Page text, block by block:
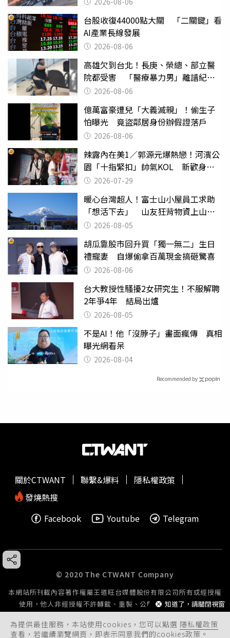
台股收復44000點大關 「二關鍵」看
AI產業長線發展
2026-08-06
高雄欠到台北！長庚、榮總、部立醫
院都受害 「醫療暴力男」離譜紀錄
曝光2026-08-06
億萬富豪遭兒「大義滅親」！偷生子
怕曝光 竟盜鄰居身份辦假證落戶
2026-08-06
辣露內在美1／郭源元爆熱戀！河濱公
園「十指緊扣」帥氣KOL 新歡身份
曝光2026-07-29
暖心台灣超人！富士山小屋員工求助
「想活下去」 山友狂背物資上山：
台灣真的是寶島
2026-08-05
胡瓜靠股市回升買「獨一無二」生日
禮寵妻 自爆偷拿百萬現金搞砸驚喜
2026-08-06
台大教授性騷擾2女研究生！不服解聘
2年爭4年 結局出爐
2026-08-05
不是AI！他「沒脖子」畫面瘋傳 真相
曝光網看呆
2026-08-04
Recommended by
為提供最佳服務，本站使用cookies，您可以點選 隱私權政策
查看，若繼續瀏覽網頁，即表示同意我們的cookies政策。
知道了，請關閉視窗
關於CTWANT 聯繫&爆料
隱私權政策
發燒熱搜
Facebook
Youtube Telegram
© 2020 The CTWANT Company
本網站所刊載內容著作權屬王道旺台媒體股份有限公司所有或經授權
使用，他人非經授權不許轉載、重製、公開播送或公開傳輸。